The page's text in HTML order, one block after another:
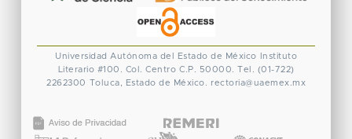
Universidad Autónoma del Estado de México
Instituto
Literario #100. Col. Centro C.P. 50000. Tel. (01-722)
2262300 Toluca, Estado de México. rectoria@uaemex.mx